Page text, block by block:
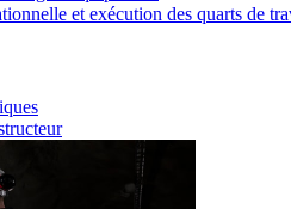
et exécution des quarts de